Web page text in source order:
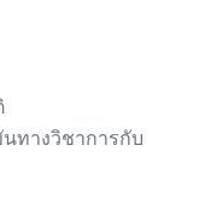
ทางวิชาการกับ